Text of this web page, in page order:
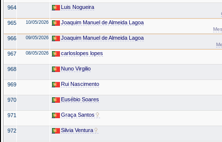
964 Luis Nogueira
965 10/05/2026 Joaquim Manuel de Almeida Lagoa
966 09/05/2026 Joaquim Manuel de Almeida Lagoa
967 08/05/2026 carloslopes lopes
968 Nuno Virgilio
969 Rui Nascimento
970 Eusébio Soares
971 Graça Santos
972 Silvia Ventura